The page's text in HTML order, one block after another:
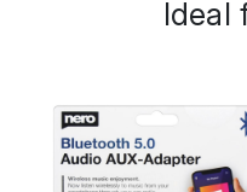
Ideal